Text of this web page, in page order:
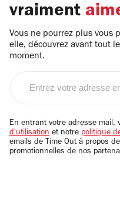
vraiment
Vous ne pourrez plus vous
elle, découvrez avant tout
moment.
email
En entrant votre adresse mail,
d'utilisation et notre politique
emails de Time Out à propos
promotionnelles de nos